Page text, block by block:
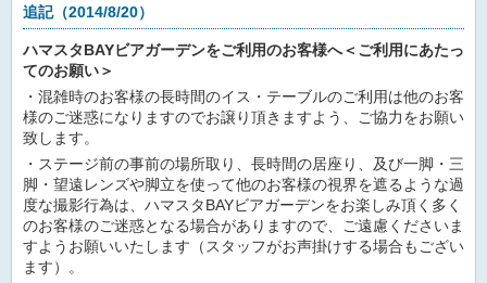
追記（2014/8/20）
ハマスタBAYビアガーデンをご利用のお客様へ＜ご利用にあたっ
てのお願い＞
・混雑時のお客様の長時間のイス・テーブルのご利用は他のお客
様のご迷惑になりますのでお譲り頂きますよう、ご協力をお願い
致します。
・ステージ前の事前の場所取り、長時間の居座り、及び一脚・三
脚・望遠レンズや脚立を使って他のお客様の視界を遮るような過
度な撮影行為は、ハマスタBAYビアガーデンをお楽しみ頂く多く
のお客様のご迷惑となる場合がありますので、ご遠慮くださいま
すようお願いいたします（スタッフがお声掛けする場合もござい
ます）。